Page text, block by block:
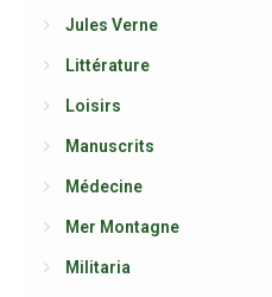
Jules Verne
Littérature
Loisirs
Manuscrits
Médecine
Mer Montagne
Militaria